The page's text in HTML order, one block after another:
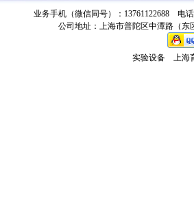
业务手机（微信同号）：13761122688 电
公司地址：上海市普陀区中潭路（
实验设备 上海